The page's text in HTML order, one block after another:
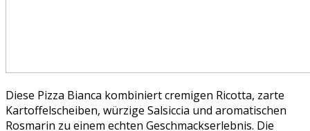
Diese Pizza Bianca kombiniert cremigen Ricotta, zarte
Kartoffelscheiben, würzige Salsiccia und aromatischen
Rosmarin zu einem echten Geschmackserlebnis. Die